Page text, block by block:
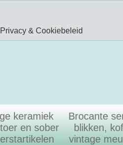
keramiek
Brocante
en sober
blikken,
vintage
Privacy & Cookiebeleid